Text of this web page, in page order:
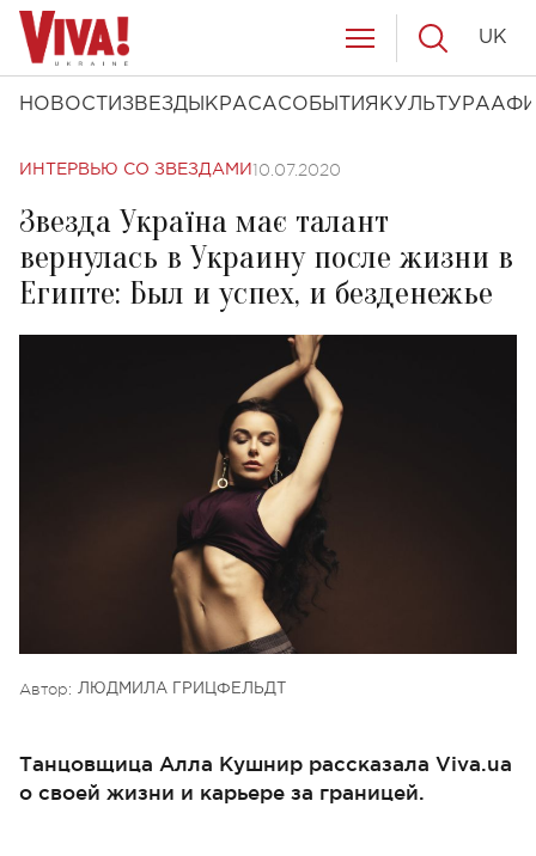
НОВОСТИ ЗВЕЗДЫ КРАСАСОБЫТИЯ КУЛЬТУРА
UK
ИНТЕРВЬЮ СО ЗВЕЗДАМИ 10.07.2020
Звезда Україна має талант
вернулась в Украину после жизни в
Египте: Был и успех, и безденежье
Автор: ЛЮДМИЛА ГРИЦФЕЛЬДТ
Танцовщица Алла Кушнир рассказала Viva.ua
о своей жизни и карьере за границей.